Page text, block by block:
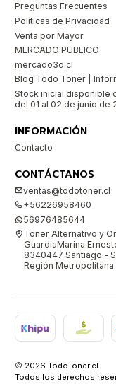
Preguntas Frecuentes
Políticas de Privacidad
Venta por Mayor
MERCADO PUBLICO
mercado3d.cl
Blog Todo Toner |
Stock inicial disponible
del 01 al 02 de junio de
INFORMACIÓN
Contacto
CONTÁCTANOS
ventas@todotoner.cl
+56226958460
56976485644
Toner Alternativo y
GuardiaMarina
8340447 Santiago -
Región Metropolitana
2026 TodoToner.cl.
Todos los derechos